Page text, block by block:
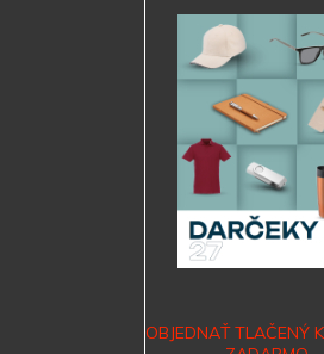
OBJEDNAŤ TLAČENÝ